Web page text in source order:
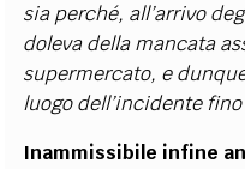
sia perché, all’arrivo
doleva della mancata
supermercato, e
luogo dell’incidente
Inammissibile infine